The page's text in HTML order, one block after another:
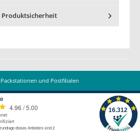
Packstationen und Postfilialen